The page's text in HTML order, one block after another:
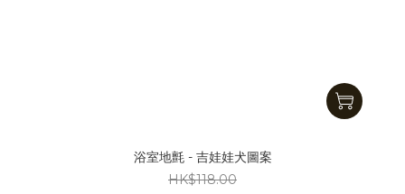
浴室地氈 - 吉娃娃犬圖案
HK$118.00